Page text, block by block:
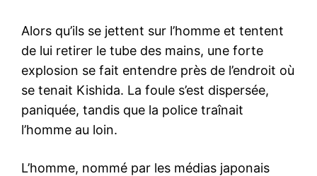
Alors qu’ils se jettent sur l’homme et tentent
de lui retirer le tube des mains, une forte
explosion se fait entendre près de l’endroit où
se tenait Kishida. La foule s’est dispersée,
paniquée, tandis que la police traînait
l’homme au loin.
L’homme, nommé par les médias japonais